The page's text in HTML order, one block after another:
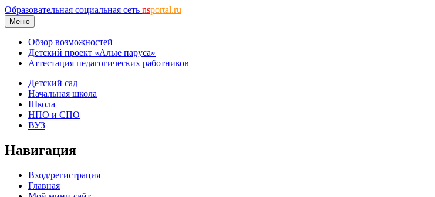
Образовательная социальная сеть nsportal.ru
Меню
Обзор возможностей
Детский проект «Алые паруса»
Аттестация педагогических работников
Детский сад
Начальная школа
Школа
НПО и СПО
ВУЗ
Навигация
Вход/регистрация
Главная